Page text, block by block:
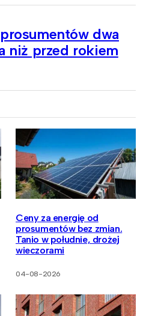
dwa
niż przed rokiem
Ceny za energię od
prosumentów bez zmian.
Tanio w południe, drożej
wieczorami
04-08-2026